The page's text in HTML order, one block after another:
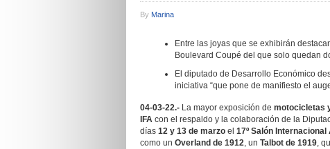
By Marina
Entre las joyas que se exhibirán
Boulevard Coupé del que solo quedan
El diputado de Desarrollo Económico
iniciativa “que pone de manifiesto el
04-03-22.- La mayor exposición de motocicletas
IFA con el respaldo y la colaboración de la
días 12 y 13 de marzo el 17º Salón Internacional
como un Overland de 1912, un Talbot de 1919,